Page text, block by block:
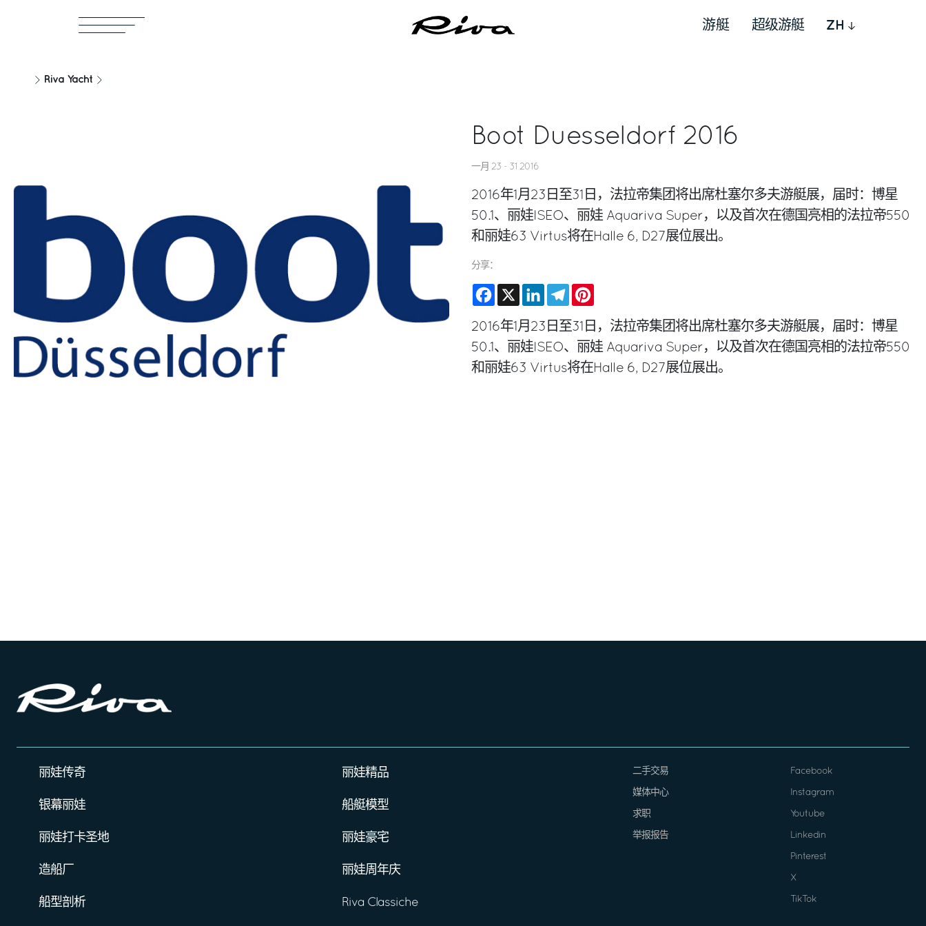
游艇 超级游艇 ZH
Riva Yacht
Boot Duesseldorf 2016
一月 23 - 31 2016
2016年1月23日至31日，法拉帝集团将出席杜塞尔多夫游艇展，届时：博星
50.1、丽娃ISEO、丽娃 Aquariva Super，以及首次在德国亮相的法拉帝550
和丽娃63 Virtus将在Halle 6, D27展位展出。
分享：
Facebook
X LinkedInTelegram
2016年1月23日至31日，法拉帝集团将出席杜塞尔多夫游艇展，届时：博星
50.1、丽娃ISEO、丽娃 Aquariva Super，以及首次在德国亮相的法拉帝550
和丽娃63 Virtus将在Halle 6, D27展位展出。
丽娃传奇
银幕丽娃
丽娃打卡圣地
造船厂
船型剖析
丽娃精品
船艇模型
丽娃豪宅
丽娃周年庆
Riva Classiche
二手交易
媒体中心
求职
举报报告
Facebook
Instagram
Youtube
Linkedin
Pinterest
X
TikTok